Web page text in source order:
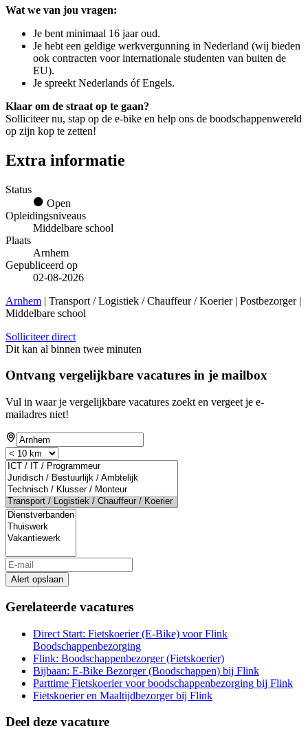
Wat we van jou vragen:
Je bent minimaal 16 jaar oud.
Je hebt een geldige werkvergunning in Nederland (wij bieden
ook contracten voor internationale studenten van buiten de
EU).
Je spreekt Nederlands óf Engels.
Klaar om de straat op te gaan?
Solliciteer nu, stap op de e-bike en help ons de boodschappenwereld
op zijn kop te zetten!
Extra informatie
Status
Open
Opleidingsniveaus
Middelbare school
Plaats
Arnhem
Gepubliceerd op
02-08-2026
Arnhem | Transport / Logistiek / Chauffeur / Koerier | Postbezorger |
Middelbare school
Solliciteer direct
Dit kan al binnen twee minuten
Ontvang vergelijkbare vacatures in je mailbox
Vul in waar je vergelijkbare vacatures zoekt en vergeet je e-
mailadres niet!
Alert opslaan
Gerelateerde vacatures
Direct Start: Fietskoerier (E-Bike) voor Flink
Boodschappenbezorging
Flink: Boodschappenbezorger (Fietskoerier)
Bijbaan: E-Bike Bezorger (Boodschappen) bij Flink
Parttime Fietskoerier voor boodschappenbezorging bij Flink
Fietskoerier en Maaltijdbezorger bij Flink
Deel deze vacature